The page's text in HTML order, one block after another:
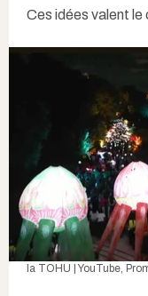
Ces idées valent
la TOHU | YouTube,